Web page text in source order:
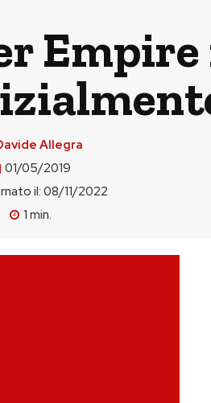
Empire
Allegra
01/05/2019
il:08/11/2022
1 min.